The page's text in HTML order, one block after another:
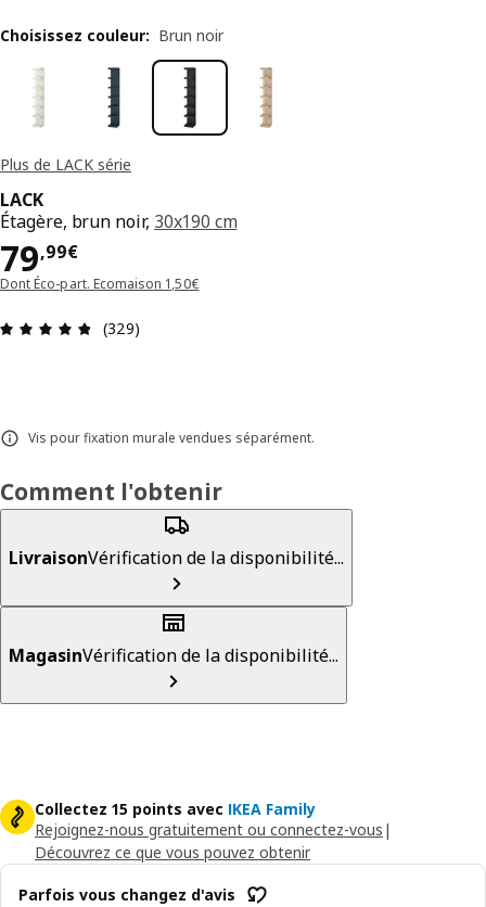
Plus de LACK série
LACK
Étagère, brun noir, 30x190 cm
79,99€
Prix 79,99€
Dont Éco-part. Ecomaison 1,50€
Avis: 4.8 sur 5 étoiles Nombre total d'avis: 329
(329)
Vis pour fixation murale vendues séparément.
Choisissez couleur: Brun noir
Comment l'obtenir
LivraisonVérification de la disponibilité...
MagasinVérification de la disponibilité...
Collectez 15 points avec IKEA Family
Rejoignez-nous gratuitement ou connectez-vous |
Découvrez ce que vous pouvez obtenir
Parfois vous changez d'avis